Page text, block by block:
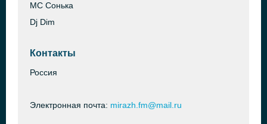
МС Сонька
Dj Dim
Контакты
Россия
Электронная почта: mirazh.fm@mail.ru